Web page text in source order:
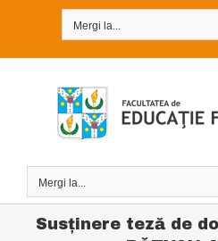
Mergi la...
Mergi la...
Susţinere teză de